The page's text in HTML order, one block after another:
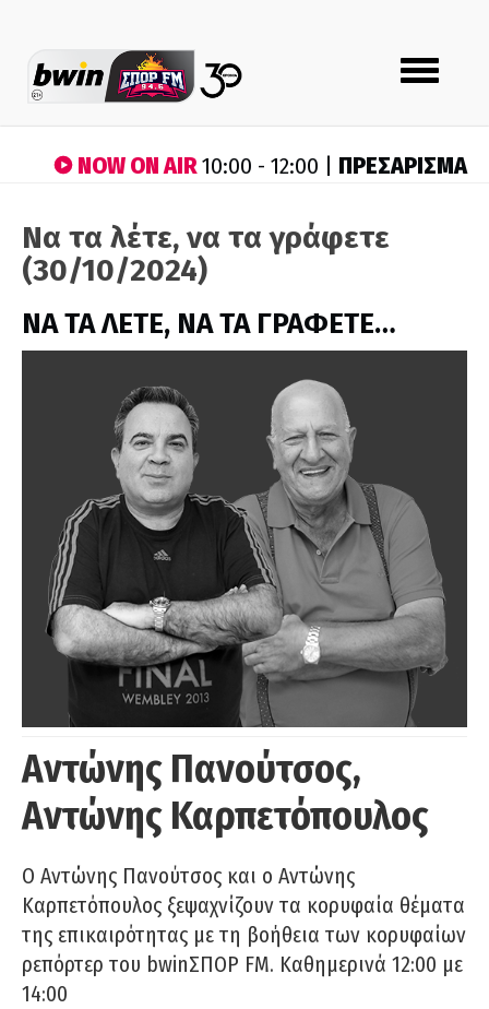
Toggle
navigation
NOW ON AIR10:00 - 12:00 | ΠΡΕΣΑΡΙΣΜΑ
Να τα λέτε, να τα γράφετε
(30/10/2024)
ΝΑ ΤΑ ΛΕΤΕ, ΝΑ ΤΑ ΓΡΑΦΕΤΕ…
Αντώνης Πανούτσος,
Αντώνης Καρπετόπουλος
Ο Αντώνης Πανούτσος και ο Αντώνης
Καρπετόπουλος ξεψαχνίζουν τα κορυφαία θέματα
της επικαιρότητας με τη βοήθεια των κορυφαίων
ρεπόρτερ του bwinΣΠΟΡ FM. Καθημερινά 12:00 με
14:00